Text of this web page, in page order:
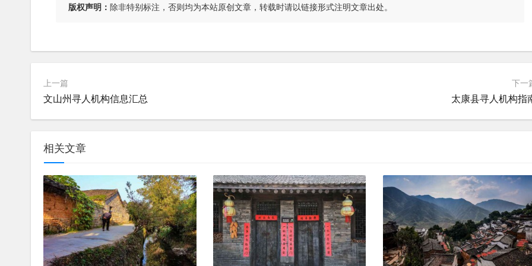
版权声明： 除非特别标注，否则均为本站原创文章，转载时请以链接形式注明文章出处。
上一篇
文山州寻人机构信息汇总
下一
太康县寻人机构指
相关文章